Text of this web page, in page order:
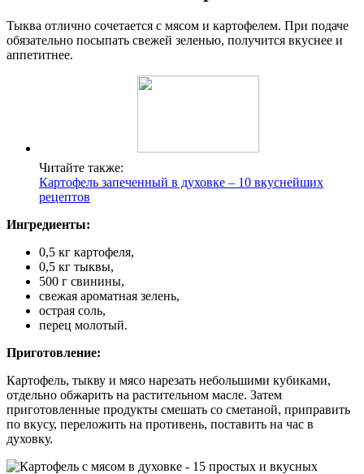
Тыква отлично сочетается с мясом и картофелем. При подаче
обязательно посыпать свежей зеленью, получится вкуснее и
аппетитнее.
Читайте также:
Картофель запеченный в духовке – 10 вкуснейших
рецептов
Ингредиенты:
0,5 кг картофеля,
0,5 кг тыквы,
500 г свинины,
свежая ароматная зелень,
острая соль,
перец молотый.
Приготовление:
Картофель, тыкву и мясо нарезать небольшими кубиками,
отдельно обжарить на растительном масле. Затем
приготовленные продукты смешать со сметаной, приправить
по вкусу, переложить на противень, поставить на час в
духовку.